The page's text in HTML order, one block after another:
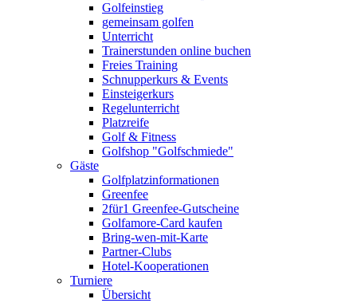
Golfeinstieg
gemeinsam golfen
Unterricht
Trainerstunden online buchen
Freies Training
Schnupperkurs & Events
Einsteigerkurs
Regelunterricht
Platzreife
Golf & Fitness
Golfshop "Golfschmiede"
Gäste
Golfplatzinformationen
Greenfee
2für1 Greenfee-Gutscheine
Golfamore-Card kaufen
Bring-wen-mit-Karte
Partner-Clubs
Hotel-Kooperationen
Turniere
Übersicht